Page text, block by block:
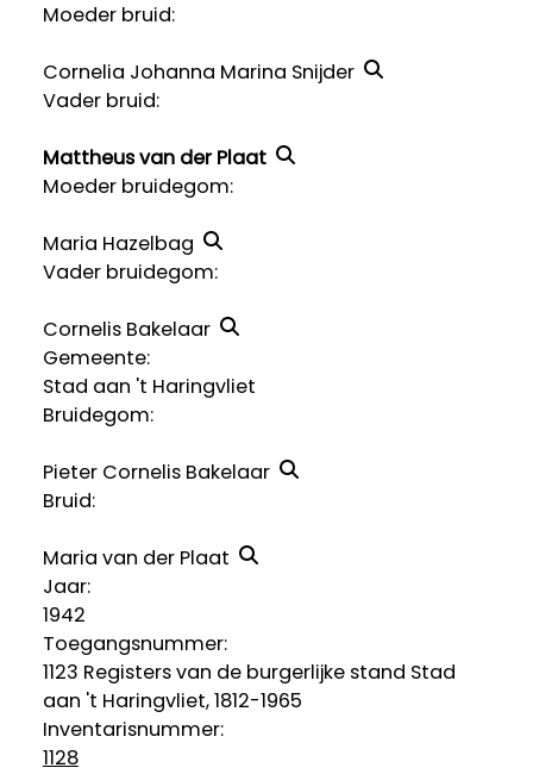
Moeder bruid:
Cornelia Johanna Marina Snijder
Vader bruid:
Mattheus van der Plaat
Moeder bruidegom:
Maria Hazelbag
Vader bruidegom:
Cornelis Bakelaar
Gemeente:
Stad aan 't Haringvliet
Bruidegom:
Pieter Cornelis Bakelaar
Bruid:
Maria van der Plaat
Jaar:
1942
Toegangsnummer:
1123 Registers van de burgerlijke stand Stad
aan 't Haringvliet, 1812-1965
Inventarisnummer:
1128